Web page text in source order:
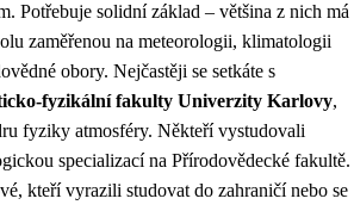
Potřebuje solidní základ – většina z nich má
zaměřenou na meteorologii, klimatologii
obory. Nejčastěji se setkáte s
fyzikální fakulty Univerzity Karlovy,
fyziky atmosféry. Někteří vystudovali
specializací na Přírodovědecké fakultě.
kteří vyrazili studovat do zahraničí nebo se